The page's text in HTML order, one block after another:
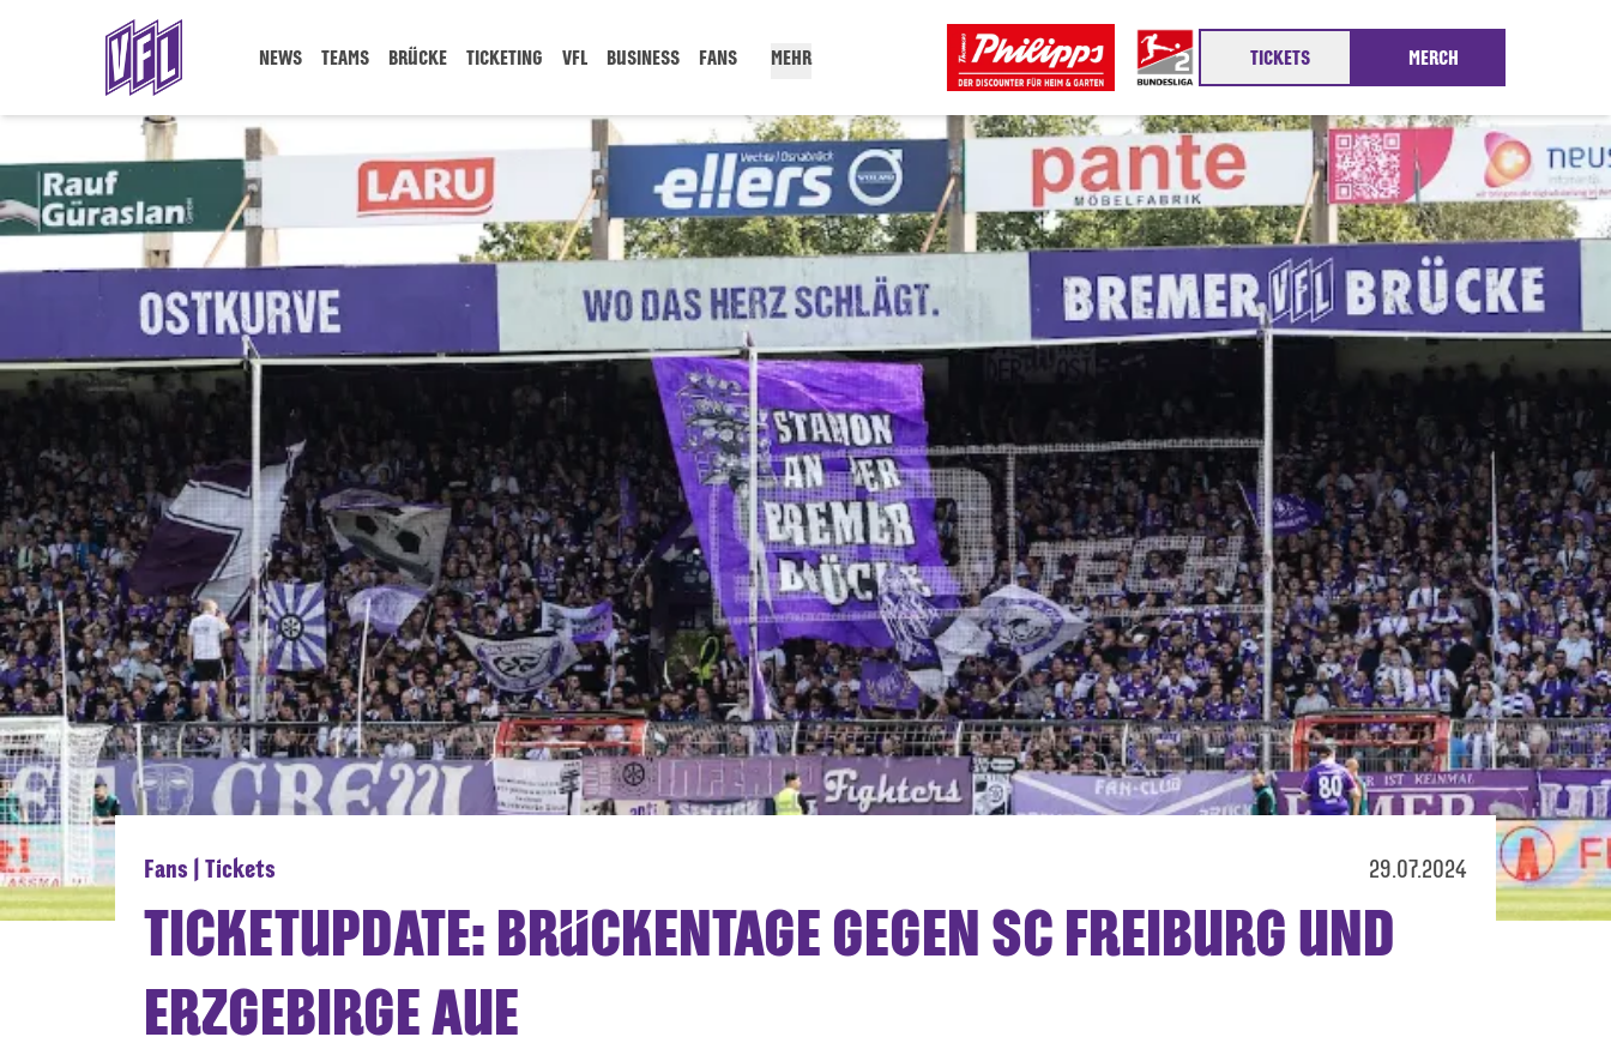
NEWS TEAMS BRÜCKE TICKETING VFL BUSINESS FANS MEHR TICKETS MERCH
Fans | Tickets 29.07.2024
TICKETUPDATE: BRÜCKENTAGE GEGEN SC FREIBURG UND
ERZGEBIRGE AUE